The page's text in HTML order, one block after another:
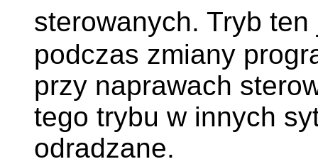
sterowanych. Tryb
podczas zmiany
przy naprawach
tego trybu w innych
odradzane.